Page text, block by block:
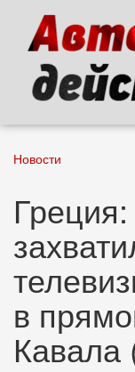
основному
содержанию
Новости
в
Кавала